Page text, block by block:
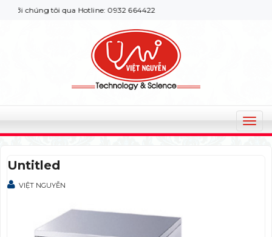
chúng tôi qua Hotline: 0932 664422
T
o
Untitled
VIỆT NGUYỄN